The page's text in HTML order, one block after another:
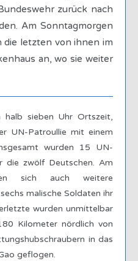
zurück nach
Am Sonntagmorgen
die letzten von ihnen im
an, wo sie weiter
sieben Uhr Ortszeit,
UN-Patroullie mit einem
wurden 15 UN-
die zwölf Deutschen. Am
sich auch weitere
malische Soldaten ihr
wurden unmittelbar
Kilometer nördlich von
in das
geflogen.